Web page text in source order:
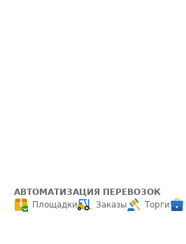
АВТОМАТИЗАЦИЯ ПЕРЕВОЗОК
Площадки
Заказы Торги